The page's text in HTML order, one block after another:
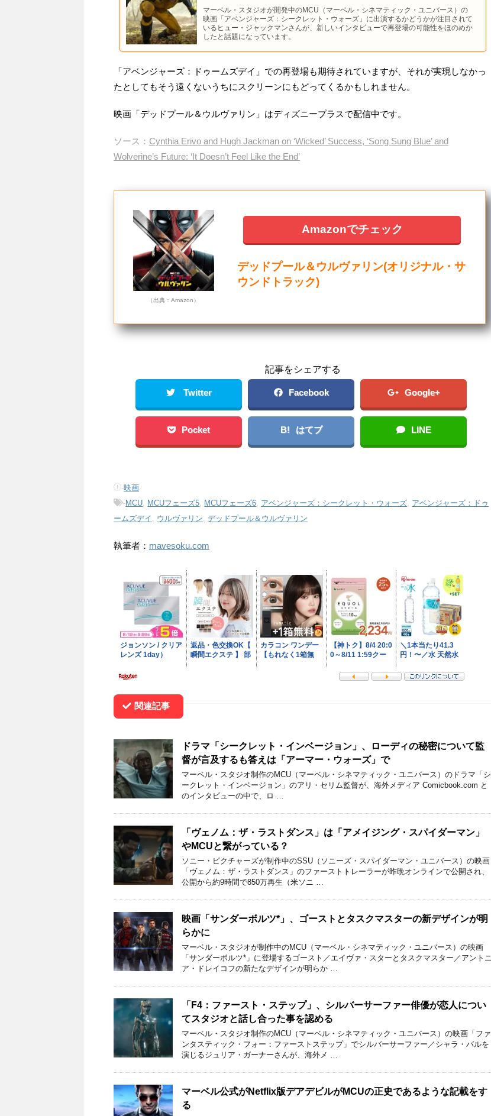
マーベル・スタジオが開発中のMCU（マーベル・シネマティック・ユニバース）の
映画「アベンジャーズ：シークレット・ウォーズ」に出演するかどうかが注目されて
いるヒュー・ジャックマンさんが、新しいインタビューで再登場の可能性をほのめか
したと話題になっています。
「アベンジャーズ：ドゥームズデイ」での再登場も期待されていますが、それが実現しなかっ
たとしてもそう遠くないうちにスクリーンにもどってくるかもしれません。
映画「デッドプール＆ウルヴァリン」はディズニープラスで配信中です。
ソース： Cynthia Erivo and Hugh Jackman on ‘Wicked’ Success, ‘Song Sung Blue’ and
Wolverine’s Future: ‘It Doesn’t Feel Like the End’
（出典：Amazon）
Amazonでチェック
デッドプール＆ウルヴァリン(オリジナル・サ
ウンドトラック)
記事をシェアする
Twitter Facebook Google+
Pocket B! はてブ LINE
-映画
-MCU MCUフェーズ5 MCUフェーズ6 アベンジャーズ：シークレット・ウォーズ
アベンジャーズ：ドゥ
ームズデイ
ウルヴァリン デッドプール＆ウルヴァリン
執筆者： mavesoku.com
関連記事
ドラマ「シークレット・インベージョン」、ローディの秘密について監
督が言及するも答えは「アーマー・ウォーズ」で
マーベル・スタジオ制作のMCU（マーベル・シネマティック・ユニバース）のドラマ「シ
ークレット・インベージョン」のアリ・セリム監督が、海外メディア Comicbook.com と
のインタビューの中で、ロ …
「ヴェノム：ザ・ラストダンス」は「アメイジング・スパイダーマン」
やMCUと繋がっている？
ソニー・ピクチャーズが制作中のSSU（ソニーズ・スパイダーマン・ユニバース）の映画
「ヴェノム：ザ・ラストダンス」のファーストトレーラーが昨晩オンラインで公開され、
公開から約9時間で850万再生（米ソニ …
映画「サンダーボルツ*」、ゴーストとタスクマスターの新デザインが明
らかに
マーベル・スタジオが制作中のMCU（マーベル・シネマティック・ユニバース）の映画
「サンダーボルツ*」に登場するゴースト／エイヴァ・スターとタスクマスター／アントニ
ア・ドレイコフの新たなデザインが明らか …
「F4：ファースト・ステップ」、シルバーサーファー俳優が恋人につい
てスタジオと話し合った事を認める
マーベル・スタジオ制作のMCU（マーベル・シネマティック・ユニバース）の映画「ファ
ンタスティック・フォー：ファーストステップ」でシルバーサーファー／シャラ・バルを
演じるジュリア・ガーナーさんが、海外メ …
マーベル公式がNetflix版デアデビルがMCUの正史であるような記載をす
る